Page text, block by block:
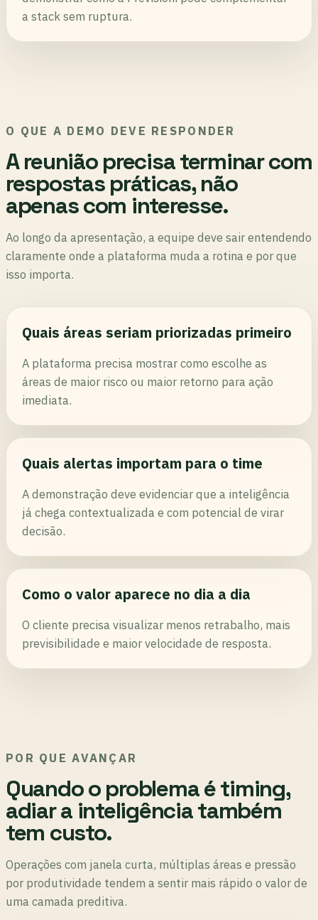
a stack sem ruptura.
O QUE A DEMO DEVE RESPONDER
A reunião precisa terminar com
respostas práticas, não
apenas com interesse.
Ao longo da apresentação, a equipe deve sair entendendo
claramente onde a plataforma muda a rotina e por que
isso importa.
Quais áreas seriam priorizadas primeiro
A plataforma precisa mostrar como escolhe as
áreas de maior risco ou maior retorno para ação
imediata.
Quais alertas importam para o time
A demonstração deve evidenciar que a inteligência
já chega contextualizada e com potencial de virar
decisão.
Como o valor aparece no dia a dia
O cliente precisa visualizar menos retrabalho, mais
previsibilidade e maior velocidade de resposta.
POR QUE AVANÇAR
Quando o problema é timing,
adiar a inteligência também
tem custo.
Operações com janela curta, múltiplas áreas e pressão
por produtividade tendem a sentir mais rápido o valor de
uma camada preditiva.